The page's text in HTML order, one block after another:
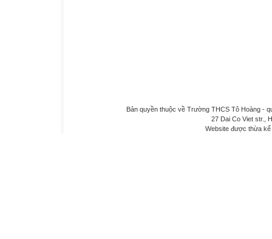
Bản quyền thuộc về Trường THCS Tô Hoàng -
27 Dai Co Viet str.,
Website được thừa